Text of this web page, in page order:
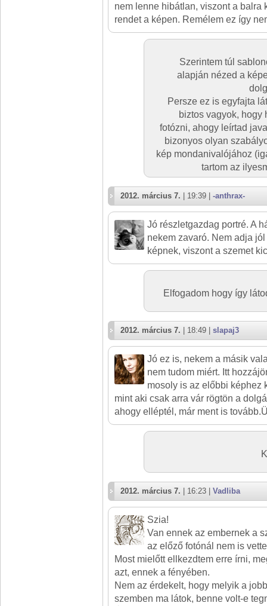
nem lenne hibátlan, viszont a balra
rendet a képen. Remélem ez így
Szerintem túl
alapján nézed a
Persze ez is egyfajta
biztos vagyok, hogy
fotózni, ahogy leírtad
bizonyos olyan
kép mondanivalójához
tartom az
2012. március 7. | 19:39 | -anthrax-
Jó részletgazdag portré. A
nekem zavaró. Nem adja
képnek, viszont a szemet
Elfogadom hogy így
2012. március 7. | 18:49 | slapaj3
Jó ez is, nekem a másik
nem tudom miért. Itt
mosoly is az előbbi képhez
mint aki csak arra vár rögtön a
ahogy elléptél, már ment is
2012. március 7. | 16:23 | Vadliba
Szia!
Van ennek az embernek a
az előző fotónál nem is
Most mielőtt ellkezdtem erre írni,
azt, ennek a fényében.
Nem az érdekelt, hogy melyik a
szemben ma látok, benne volt-e